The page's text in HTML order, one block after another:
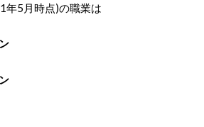
年5月時点)の職業は